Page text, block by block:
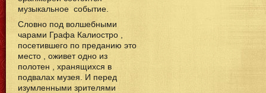
музыкальное событие.
Словно под волшебными
чарами Графа Калиостро ,
посетившего по преданию это
место , оживет одно из
полотен , хранящихся в
подвалах музея. И перед
изумленными зрителями